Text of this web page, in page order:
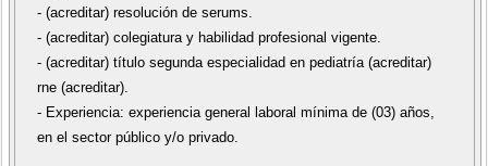
- (acreditar) resolución de serums.
- (acreditar) colegiatura y habilidad profesional vigente.
- (acreditar) título segunda especialidad en pediatría (acreditar)
rne (acreditar).
- Experiencia: experiencia general laboral mínima de (03) años,
en el sector público y/o privado.